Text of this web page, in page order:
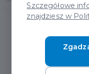
Szczegółowe
znajdziesz w